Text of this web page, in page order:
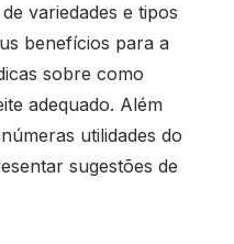
variedades e tipos
benefícios para a
sobre como
adequado. Além
utilidades do
sugestões de